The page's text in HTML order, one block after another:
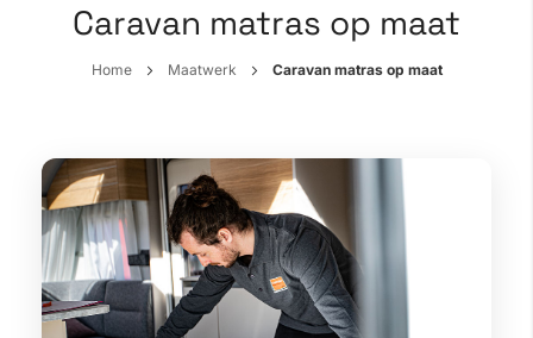
Caravan matras op maat
Home Maatwerk Caravan matras op maat